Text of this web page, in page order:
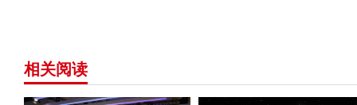
相关阅读